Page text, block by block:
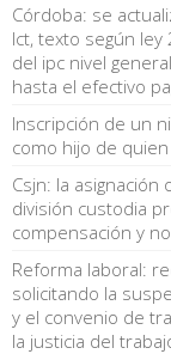
Córdoba: se
lct, texto según
del ipc nivel
hasta el efectivo
Inscripción de un
como hijo de
Csjn: la
división custodia
compensación y
Reforma laboral:
solicitando la
y el convenio de
la justicia del